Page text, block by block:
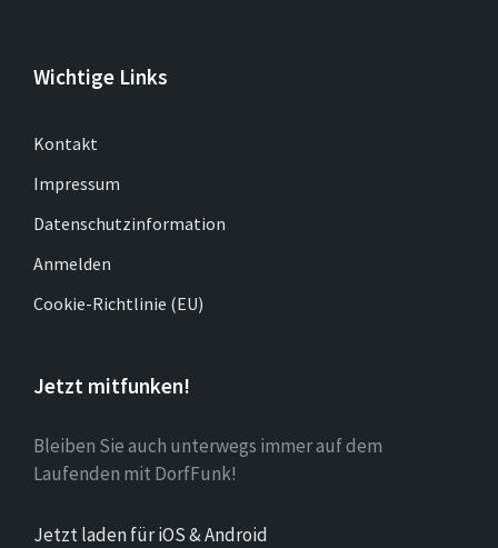
Wichtige Links
Kontakt
Impressum
Datenschutzinformation
Anmelden
Cookie-Richtlinie (EU)
Jetzt mitfunken!
Bleiben Sie auch unterwegs immer auf dem
Laufenden mit DorfFunk!
Jetzt laden für iOS & Android